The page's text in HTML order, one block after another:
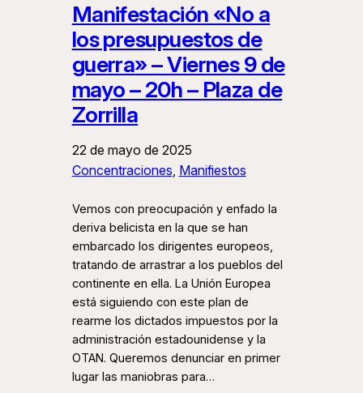
Manifestación «No a
los presupuestos de
guerra» – Viernes 9 de
mayo – 20h – Plaza de
Zorrilla
22 de mayo de 2025
Concentraciones, Manifiestos
Vemos con preocupación y enfado la
deriva belicista en la que se han
embarcado los dirigentes europeos,
tratando de arrastrar a los pueblos del
continente en ella. La Unión Europea
está siguiendo con este plan de
rearme los dictados impuestos por la
administración estadounidense y la
OTAN. Queremos denunciar en primer
lugar las maniobras para…